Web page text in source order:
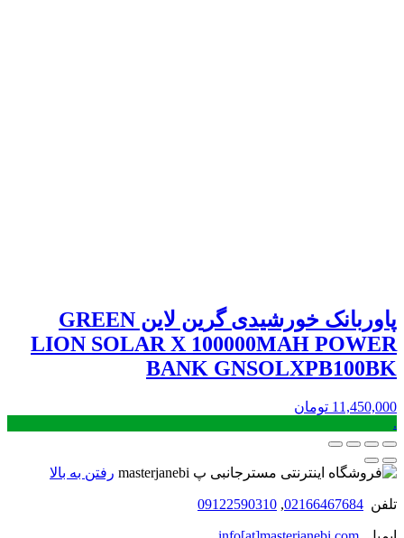
پاوربانک خورشیدی گرین لاین GREEN
LION SOLAR X 100000MAH POWER
BANK GNSOLXPB100BK
11,450,000 تومان
.
رفتن به بالا
تلفن 02166467684
,
09122590310